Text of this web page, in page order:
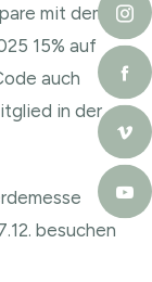
mit dem
15% auf
auch
in der
besuchen